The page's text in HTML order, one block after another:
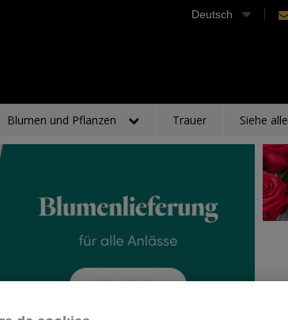
Deutsch
Blumen und Pflanzen Trauer Siehe alle